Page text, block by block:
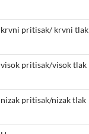
krvni pritisak/ krvni tlak
visok pritisak/visok tlak
nizak pritisak/nizak tlak